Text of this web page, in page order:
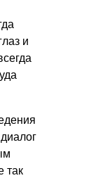
и
так